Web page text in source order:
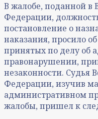
В жалобе, поданной в
Федерации,
постановление о
наказания, просило
принятых по делу об
правонарушении,
незаконности. Судья
Федерации, изучив
административном
жалобы, пришел к